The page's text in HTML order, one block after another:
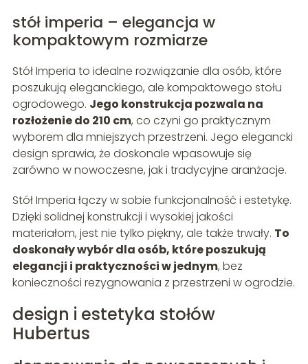
stół imperia – elegancja w
kompaktowym rozmiarze
Stół Imperia to idealne rozwiązanie dla osób, które
poszukują eleganckiego, ale kompaktowego stołu
ogrodowego. Jego konstrukcja pozwala na
rozłożenie do 210 cm, co czyni go praktycznym
wyborem dla mniejszych przestrzeni. Jego elegancki
design sprawia, że doskonale wpasowuje się
zarówno w nowoczesne, jak i tradycyjne aranżacje.
Stół Imperia łączy w sobie funkcjonalność i estetykę.
Dzięki solidnej konstrukcji i wysokiej jakości
materiałom, jest nie tylko piękny, ale także trwały. To
doskonały wybór dla osób, które poszukują
elegancji i praktyczności w jednym, bez
konieczności rezygnowania z przestrzeni w ogrodzie.
design i estetyka stołów
Hubertus